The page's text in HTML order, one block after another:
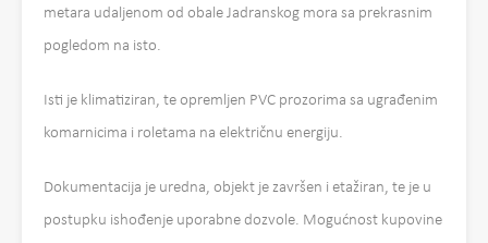
metara udaljenom od obale Jadranskog mora sa prekrasnim
pogledom na isto.
Isti je klimatiziran, te opremljen PVC prozorima sa ugrađenim
komarnicima i roletama na električnu energiju.
Dokumentacija je uredna, objekt je završen i etažiran, te je u
postupku ishođenje uporabne dozvole. Mogućnost kupovine